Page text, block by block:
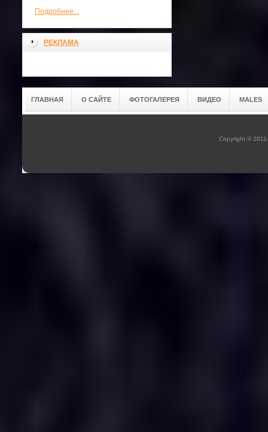
Подробнее...
РЕКЛАМА
ГЛАВНАЯ О САЙТЕ ФОТОГАЛЕРЕЯ ВИДЕО MALES
Copyright ©